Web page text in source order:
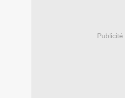
Publicité